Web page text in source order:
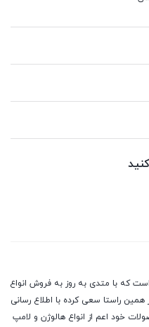
که با متدی به روز به فروش انواع
راستا سعی کرده با اطلاع رسانی
خود اعم از انواع هالوژن و لامپ